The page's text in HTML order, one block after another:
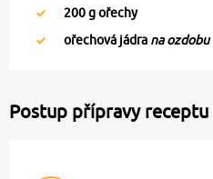
200g ořechy
ořechová jádra na ozdobu
Postup přípravy receptu